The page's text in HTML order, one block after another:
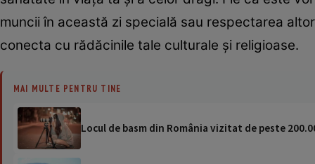
muncii în această zi specială sau respectarea
conecta cu rădăcinile tale culturale și religioase.
MAI MULTE PENTRU TINE
Locul de basm din România vizitat de peste